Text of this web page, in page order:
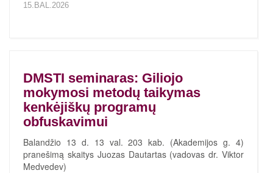
15.BAL.2026
DMSTI seminaras: Giliojo
mokymosi metodų taikymas
kenkėjiškų programų
obfuskavimui
Balandžio 13 d. 13 val. 203 kab. (Akademijos g. 4)
pranešimą skaitys Juozas Dautartas (vadovas dr. Viktor
Medvedev)